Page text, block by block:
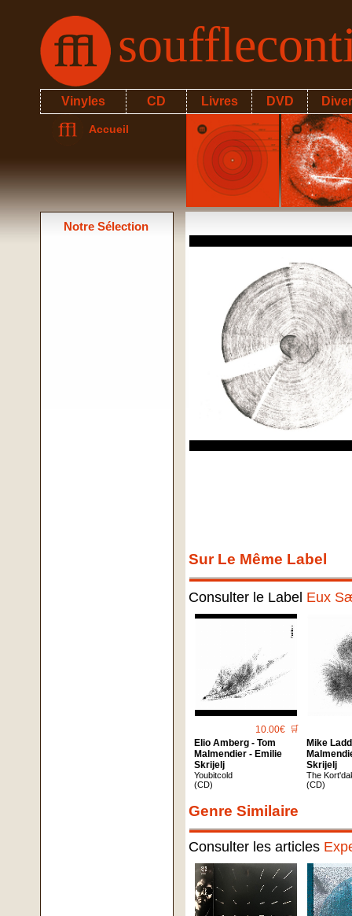
Vinyles CD Livres DVD
Accueil
Notre Sélection
Sur Le Même Label
Consulter le Label Eux
10.00€ 🛒
Elio Amberg - Tom
Malmendier - Emilie
Skrijelj
Youbitcold
(CD)
Mike
Skrijelj
The
(CD)
Genre Similaire
Consulter les articles